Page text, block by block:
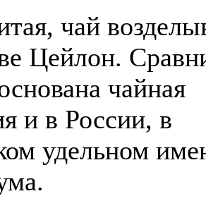
чай
Цейлон.
чайная
и в России, в
удельном